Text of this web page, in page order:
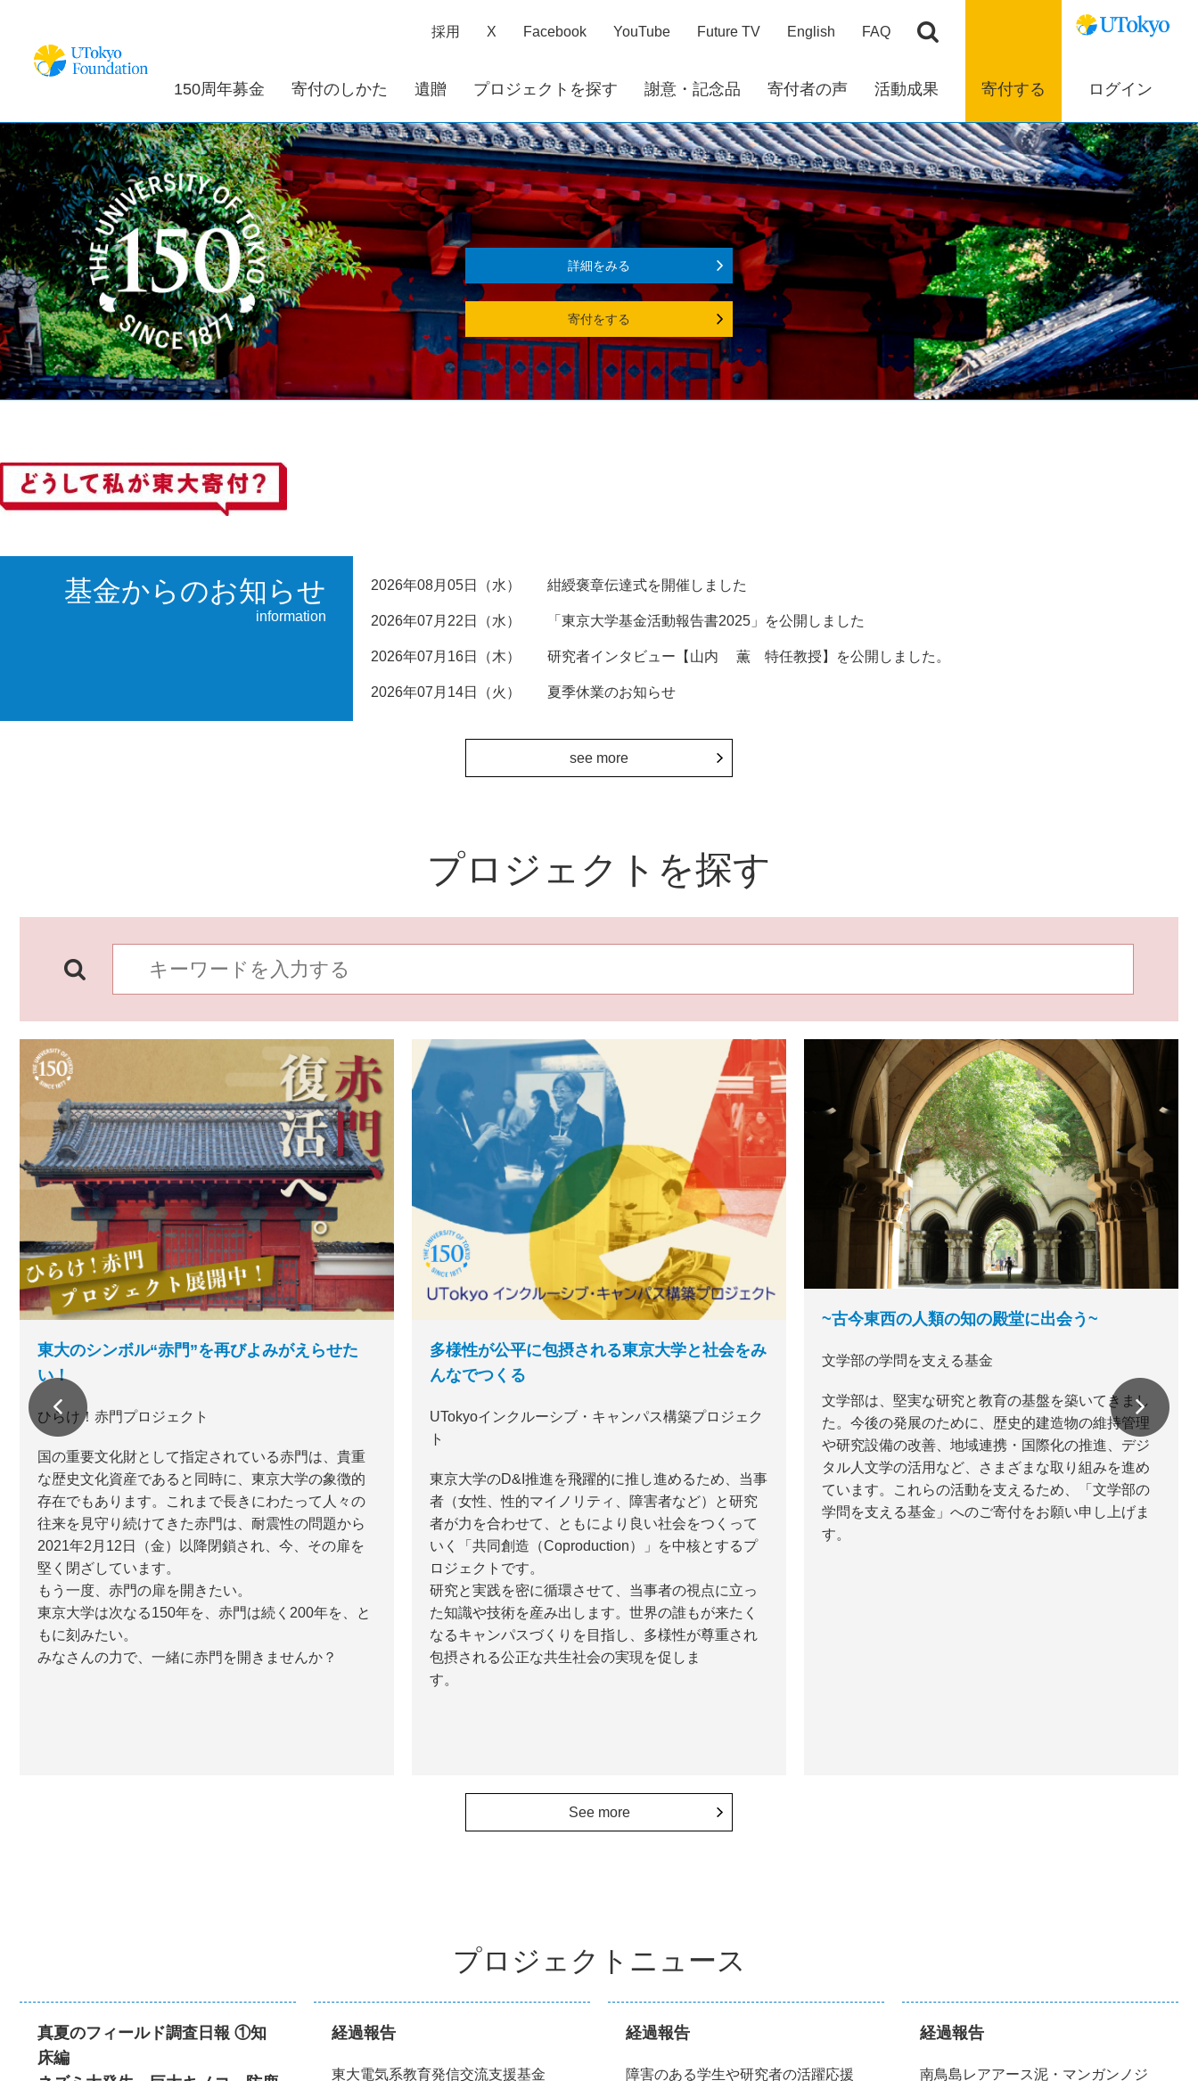
採用 X Facebook YouTube Future TV English FAQ
150周年募金 寄付のしかた 遺贈 プロジェクトを探す 謝意・記念品 寄付者の声 活動成果 寄付する ログイン
詳細をみる
寄付をする
基金からのお知らせ
information
2026年08月05日（水） 紺綬褒章伝達式を開催しました
2026年07月22日（水） 「東京大学基金活動報告書2025」を公開しました
2026年07月16日（木） 研究者インタビュー【山内 薫 特任教授】を公開しました。
2026年07月14日（火） 夏季休業のお知らせ
see more
プロジェクトを探す
東大のシンボル“赤門”を再びよみがえらせた
い！
ひらけ！赤門プロジェクト
国の重要文化財として指定されている赤門は、貴重
な歴史文化資産であると同時に、東京大学の象徴的
存在でもあります。これまで長きにわたって人々の
往来を見守り続けてきた赤門は、耐震性の問題から
2021年2月12日（金）以降閉鎖され、今、その扉を
堅く閉ざしています。
もう一度、赤門の扉を開きたい。
東京大学は次なる150年を、赤門は続く200年を、と
もに刻みたい。
みなさんの力で、一緒に赤門を開きませんか？
多様性が公平に包摂される東京大学と社会をみ
んなでつくる
UTokyoインクルーシブ・キャンパス構築プロジェク
ト
東京大学のD&I推進を飛躍的に推し進めるため、当事
者（女性、性的マイノリティ、障害者など）と研究
者が力を合わせて、ともにより良い社会をつくって
いく「共同創造（Coproduction）」を中核とするプ
ロジェクトです。
研究と実践を密に循環させて、当事者の視点に立っ
た知識や技術を産み出します。世界の誰もが来たく
なるキャンパスづくりを目指し、多様性が尊重され
包摂される公正な共生社会の実現を促しま
す。
~古今東西の人類の知の殿堂に出会う~
文学部の学問を支える基金
文学部は、堅実な研究と教育の基盤を築いてきまし
た。今後の発展のために、歴史的建造物の維持管理
や研究設備の改善、地域連携・国際化の推進、デジ
タル人文学の活用など、さまざまな取り組みを進め
ています。これらの活動を支えるため、「文学部の
学問を支える基金」へのご寄付をお願い申し上げま
す。
See more
プロジェクトニュース
真夏のフィールド調査日報 ①知
床編
経過報告
東大電気系教育発信交流支援基金
経過報告
障害のある学生や研究者の活躍応援
経過報告
南鳥島レアアース泥・マンガンノジ